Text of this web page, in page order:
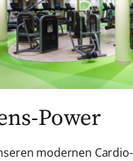
Power
modernen